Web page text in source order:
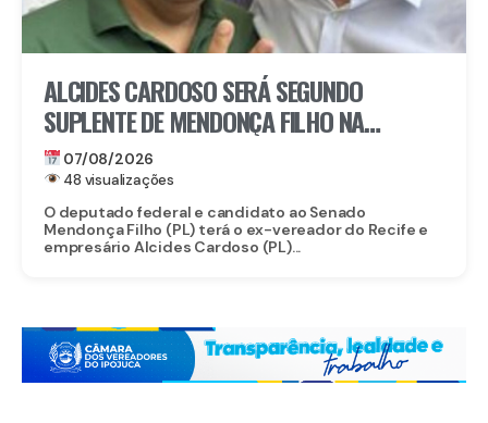
ALCIDES CARDOSO SERÁ SEGUNDO
SUPLENTE DE MENDONÇA FILHO NA
DISPUTA PELO SENADO
07/08/2026
48 visualizações
O deputado federal e candidato ao Senado
Mendonça Filho (PL) terá o ex-vereador do Recife e
empresário Alcides Cardoso (PL)...